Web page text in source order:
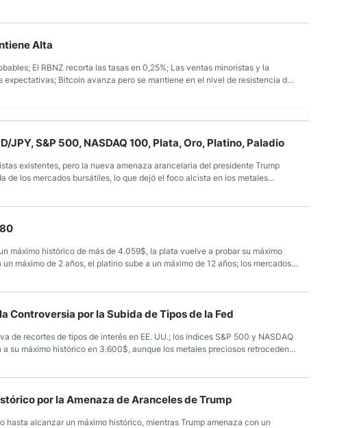
Alta
El RBNZ recorta las tasas en 0,25%; Las ventas minoristas y la
expectativas; Bitcoin avanza pero se mantiene en el nivel de resistencia de
JPY, S&P 500, NASDAQ 100, Plata, Oro, Platino, Paladio
existentes, pero la nueva amenaza arancelaria del presidente Trump
de los mercados bursátiles, lo que dejó el foco alcista en los metales
máximo histórico de más de 4.059$, la plata vuelve a probar su máximo
máximo de 2 años, el platino sube a un máximo de 12 años; los mercados
Controversia por la Subida de Tipos de la Fed
de recortes de tipos de interés en EE. UU.; los índices S&P 500 y NASDAQ
su máximo histórico en 3.600$, aunque los metales preciosos retroceden
por la Amenaza de Aranceles de Trump
alcanzar un máximo histórico, mientras Trump amenaza con un